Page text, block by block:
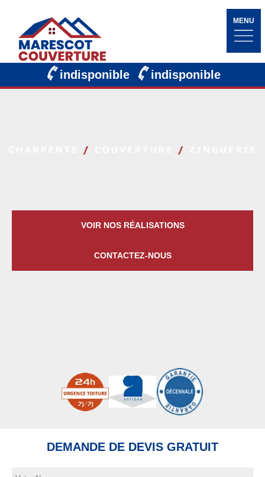
MENU
indisponible indisponible
VOIR NOS RÉALISATIONS
CONTACTEZ-NOUS
DEMANDE DE DEVIS GRATUIT